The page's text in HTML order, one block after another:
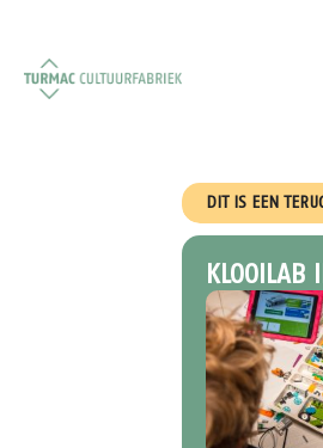
DIT IS EEN
KLOOILAB